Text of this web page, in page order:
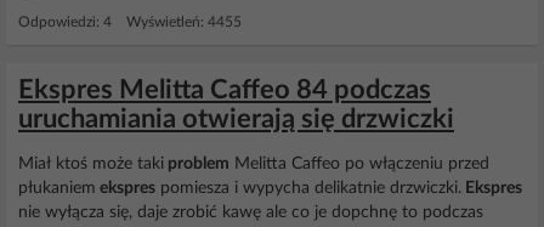
Odpowiedzi: 4 Wyświetleń: 4455
Ekspres Melitta Caffeo 84 podczas
uruchamiania otwierają się drzwiczki
Miał ktoś może taki problem Melitta Caffeo po włączeniu przed
płukaniem ekspres pomiesza i wypycha delikatnie drzwiczki. Ekspres
nie wyłącza się, daje zrobić kawę ale co je dopchnę to podczas